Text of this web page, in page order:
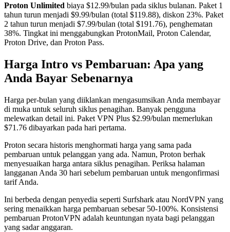
Proton Unlimited biaya $12.99/bulan pada siklus bulanan. Paket 1
tahun turun menjadi $9.99/bulan (total $119.88), diskon 23%. Paket
2 tahun turun menjadi $7.99/bulan (total $191.76), penghematan
38%. Tingkat ini menggabungkan ProtonMail, Proton Calendar,
Proton Drive, dan Proton Pass.
Harga Intro vs Pembaruan: Apa yang
Anda Bayar Sebenarnya
Harga per-bulan yang diiklankan mengasumsikan Anda membayar
di muka untuk seluruh siklus penagihan. Banyak pengguna
melewatkan detail ini. Paket VPN Plus $2.99/bulan memerlukan
$71.76 dibayarkan pada hari pertama.
Proton secara historis menghormati harga yang sama pada
pembaruan untuk pelanggan yang ada. Namun, Proton berhak
menyesuaikan harga antara siklus penagihan. Periksa halaman
langganan Anda 30 hari sebelum pembaruan untuk mengonfirmasi
tarif Anda.
Ini berbeda dengan penyedia seperti Surfshark atau NordVPN yang
sering menaikkan harga pembaruan sebesar 50-100%. Konsistensi
pembaruan ProtonVPN adalah keuntungan nyata bagi pelanggan
yang sadar anggaran.